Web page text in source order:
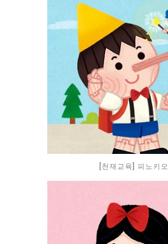
[천재교육] 피노키오